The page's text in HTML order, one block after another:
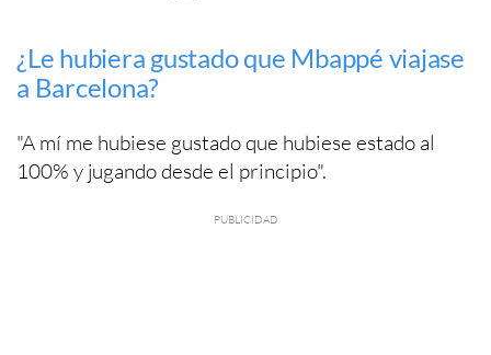
¿Le hubiera gustado que Mbappé viajase
a Barcelona?
"A mí me hubiese gustado que hubiese estado al
100% y jugando desde el principio".